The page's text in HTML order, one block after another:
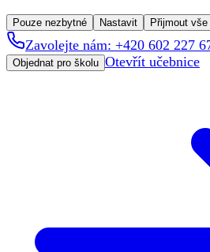
Pouze nezbytné Nastavit Přijmout vše
Zavolejte nám: +420 602 227
Objednat pro školu Otevřít učebnice